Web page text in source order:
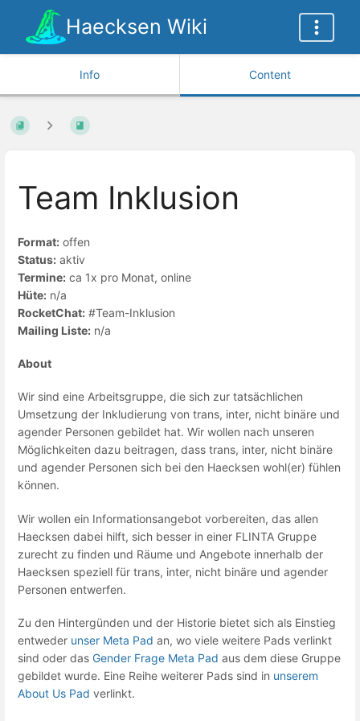
Haecksen Wiki
Info Content
Team Inklusion
Format: offen
Status: aktiv
Termine: ca 1x pro Monat, online
Hüte: n/a
RocketChat: #Team-Inklusion
Mailing Liste: n/a
About
Wir sind eine Arbeitsgruppe, die sich zur tatsächlichen
Umsetzung der Inkludierung von trans, inter, nicht binäre und
agender Personen gebildet hat. Wir wollen nach unseren
Möglichkeiten dazu beitragen, dass trans, inter, nicht binäre
und agender Personen sich bei den Haecksen wohl(er) fühlen
können.
Wir wollen ein Informationsangebot vorbereiten, das allen
Haecksen dabei hilft, sich besser in einer FLINTA Gruppe
zurecht zu finden und Räume und Angebote innerhalb der
Haecksen speziell für trans, inter, nicht binäre und agender
Personen entwerfen.
Zu den Hintergünden und der Historie bietet sich als Einstieg
entweder unser Meta Pad an, wo viele weitere Pads verlinkt
sind oder das Gender Frage Meta Pad aus dem diese Gruppe
gebildet wurde. Eine Reihe weiterer Pads sind in unserem
About Us Pad verlinkt.